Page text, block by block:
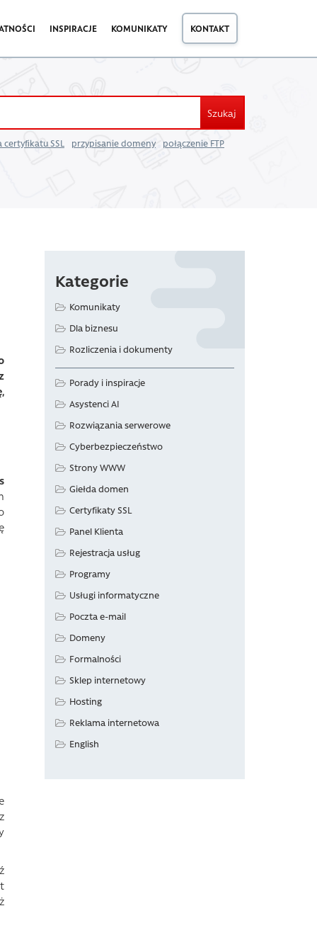
INSPIRACJE KOMUNIKATY KONTAKT
Szukaj
SSL przypisanie domeny
połączenie FTP
Kategorie
Komunikaty
Dla biznesu
Rozliczenia i dokumenty
Porady i inspiracje
Asystenci AI
Rozwiązania serwerowe
Cyberbezpieczeństwo
Strony WWW
Giełda domen
Certyfikaty SSL
Panel Klienta
Rejestracja usług
Programy
Usługi informatyczne
Poczta e-mail
Domeny
Formalności
Sklep internetowy
Hosting
Reklama internetowa
English